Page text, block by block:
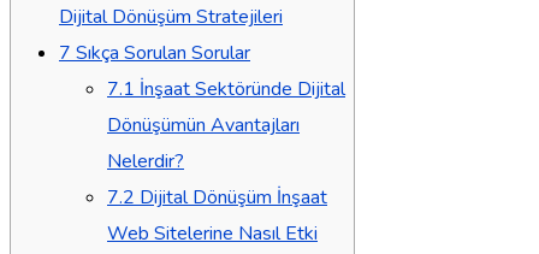
Dijital Dönüşüm Stratejileri
7 Sıkça Sorulan Sorular
7.1 İnşaat Sektöründe Dijital
Dönüşümün Avantajları
Nelerdir?
7.2 Dijital Dönüşüm İnşaat
Web Sitelerine Nasıl Etki